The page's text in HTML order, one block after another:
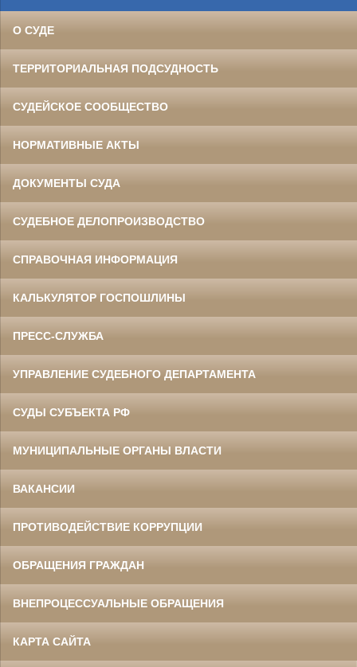
О СУДЕ
ТЕРРИТОРИАЛЬНАЯ ПОДСУДНОСТЬ
СУДЕЙСКОЕ СООБЩЕСТВО
НОРМАТИВНЫЕ АКТЫ
ДОКУМЕНТЫ СУДА
СУДЕБНОЕ ДЕЛОПРОИЗВОДСТВО
СПРАВОЧНАЯ ИНФОРМАЦИЯ
КАЛЬКУЛЯТОР ГОСПОШЛИНЫ
ПРЕСС-СЛУЖБА
УПРАВЛЕНИЕ СУДЕБНОГО ДЕПАРТАМЕНТА
СУДЫ СУБЪЕКТА РФ
МУНИЦИПАЛЬНЫЕ ОРГАНЫ ВЛАСТИ
ВАКАНСИИ
ПРОТИВОДЕЙСТВИЕ КОРРУПЦИИ
ОБРАЩЕНИЯ ГРАЖДАН
ВНЕПРОЦЕССУАЛЬНЫЕ ОБРАЩЕНИЯ
КАРТА САЙТА